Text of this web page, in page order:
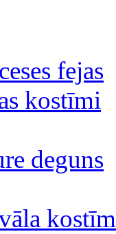
fejas
kostīmi
deguns